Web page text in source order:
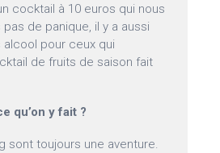
cocktail à 10 euros qui nous
de panique, il y a aussi
pour ceux qui
de fruits de saison fait
qu’on y fait ?
sont toujours une aventure.